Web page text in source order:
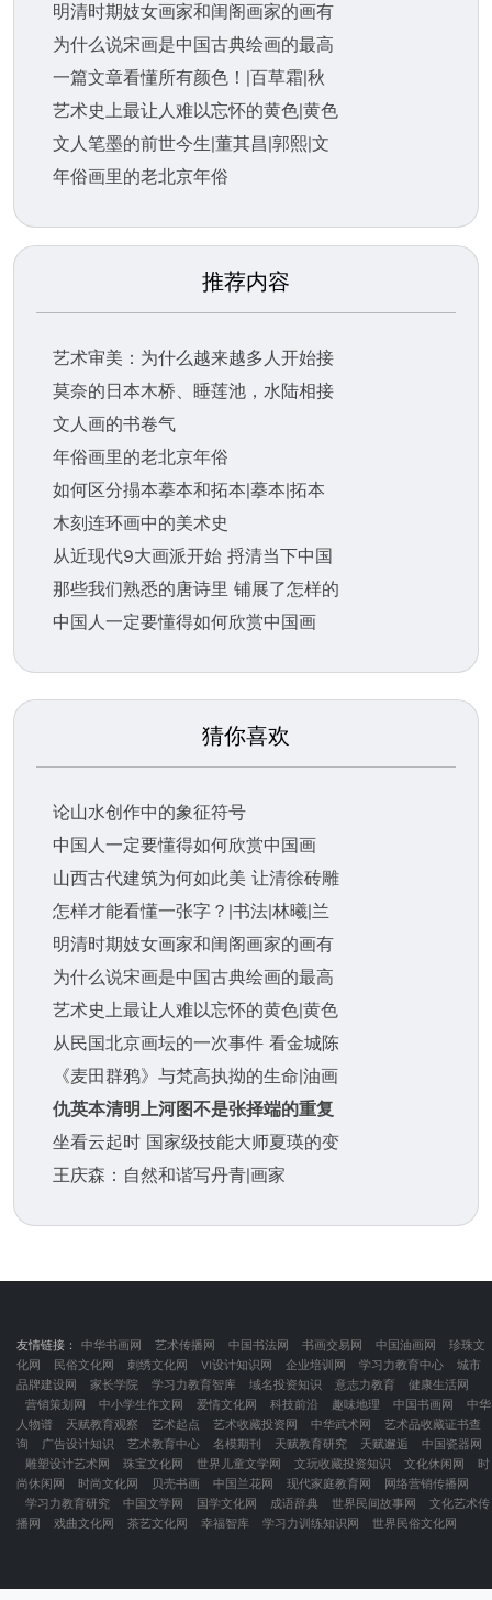
明清时期妓女画家和闺阁画家的画有
为什么说宋画是中国古典绘画的最高
一篇文章看懂所有颜色！|百草霜|秋
艺术史上最让人难以忘怀的黄色|黄色
文人笔墨的前世今生|董其昌|郭熙|文
年俗画里的老北京年俗
推荐内容
艺术审美：为什么越来越多人开始接
莫奈的日本木桥、睡莲池，水陆相接
文人画的书卷气
年俗画里的老北京年俗
如何区分搨本摹本和拓本|摹本|拓本
木刻连环画中的美术史
从近现代9大画派开始 捋清当下中国
那些我们熟悉的唐诗里 铺展了怎样的
中国人一定要懂得如何欣赏中国画
猜你喜欢
论山水创作中的象征符号
中国人一定要懂得如何欣赏中国画
山西古代建筑为何如此美 让清徐砖雕
怎样才能看懂一张字？|书法|林曦|兰
明清时期妓女画家和闺阁画家的画有
为什么说宋画是中国古典绘画的最高
艺术史上最让人难以忘怀的黄色|黄色
从民国北京画坛的一次事件 看金城陈
《麦田群鸦》与梵高执拗的生命|油画
仇英本清明上河图不是张择端的重复
坐看云起时 国家级技能大师夏瑛的变
王庆森：自然和谐写丹青|画家
友情链接： 中华书画网 艺术传播网 中国书法网 书画交易网 中国油画网
珍珠文
化网
民俗文化网 刺绣文化网 VI设计知识网 企业培训网 学习力教育中心
城市
品牌建设网
家长学院 学习力教育智库 域名投资知识 意志力教育
健康生活网
营销策划网
中小学生作文网 爱情文化网 科技前沿 趣味地理 中国书画网
中华
人物谱
天赋教育观察 艺术起点 艺术收藏投资网 中华武术网
艺术品收藏证书查
询
广告设计知识 艺术教育中心 名模期刊 天赋教育研究 天赋邂逅
中国瓷器网
雕塑设计艺术网
珠宝文化网 世界儿童文学网 文玩收藏投资知识 文化休闲网
时
尚休闲网
时尚文化网 贝壳书画 中国兰花网 现代家庭教育网
网络营销传播网
学习力教育研究
中国文学网 国学文化网 成语辞典 世界民间故事网
文化艺术传
播网
戏曲文化网 茶艺文化网 幸福智库 学习力训练知识网 世界民俗文化网